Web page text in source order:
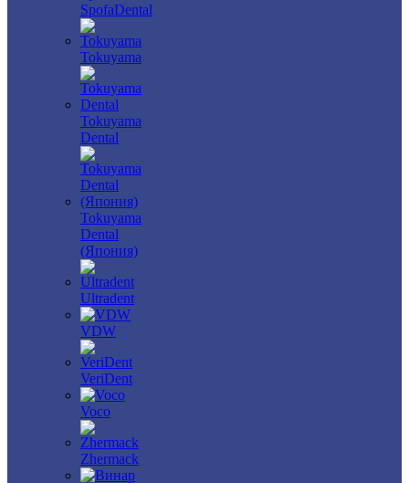
SpofaDental
Tokuyama
Tokuyama
Dental
Tokuyama
Dental
(Япония)
Ultradent
VDW
VeriDent
Voco
Zhermack